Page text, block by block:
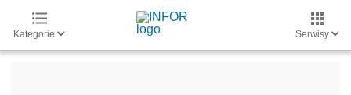
Kategorie Serwisy